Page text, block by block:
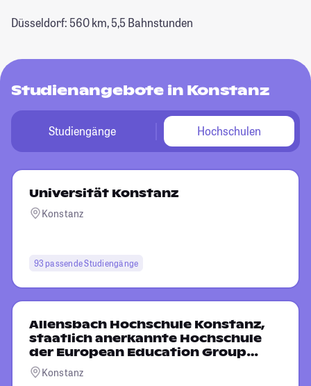
Düsseldorf: 560 km, 5,5 Bahnstunden
Studienangebote in Konstanz
Studiengänge Hochschulen
Universität Konstanz
Konstanz
93 passende Studiengänge
Allensbach Hochschule Konstanz,
staatlich anerkannte Hochschule
der European Education Group
GmbH
Konstanz